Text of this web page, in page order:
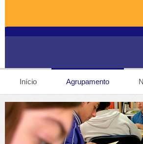
Início Agrupamento